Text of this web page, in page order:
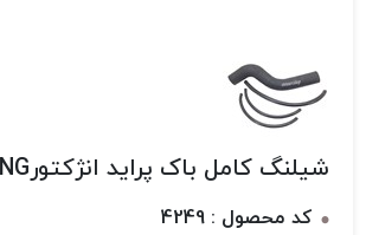
شیلنگ کامل باک پراید انژکتورARAS CNG
کد محصول : 4249